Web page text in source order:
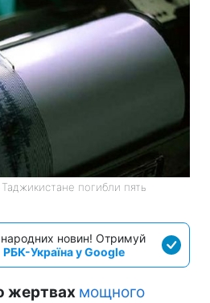
погибли пять
новин! Отримуй
РБК-Україна у Google
жертвах мощного